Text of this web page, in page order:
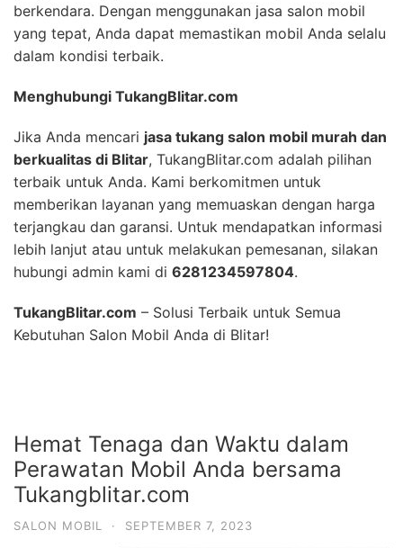
berkendara. Dengan menggunakan jasa salon mobil
yang tepat, Anda dapat memastikan mobil Anda selalu
dalam kondisi terbaik.
Menghubungi TukangBlitar.com
Jika Anda mencari jasa tukang salon mobil murah dan
berkualitas di Blitar, TukangBlitar.com adalah pilihan
terbaik untuk Anda. Kami berkomitmen untuk
memberikan layanan yang memuaskan dengan harga
terjangkau dan garansi. Untuk mendapatkan informasi
lebih lanjut atau untuk melakukan pemesanan, silakan
hubungi admin kami di 6281234597804.
TukangBlitar.com – Solusi Terbaik untuk Semua
Kebutuhan Salon Mobil Anda di Blitar!
Hemat Tenaga dan Waktu dalam
Perawatan Mobil Anda bersama
Tukangblitar.com
SALON MOBIL · SEPTEMBER 7, 2023